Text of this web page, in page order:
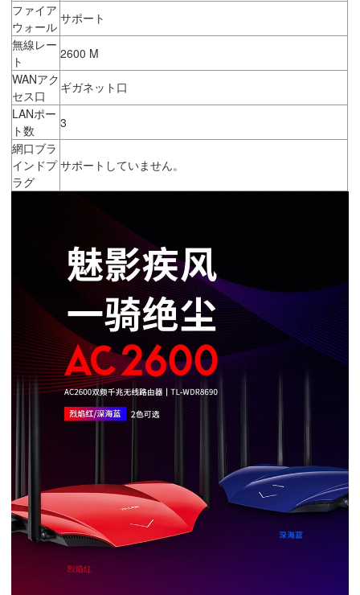
ファイア
ウォール
サポート
無線レー
ト
2600 M
WANアク
セス口
ギガネット口
LANポー
ト数
3
網口ブラ
インドプ
ラグ
サポートしていません。